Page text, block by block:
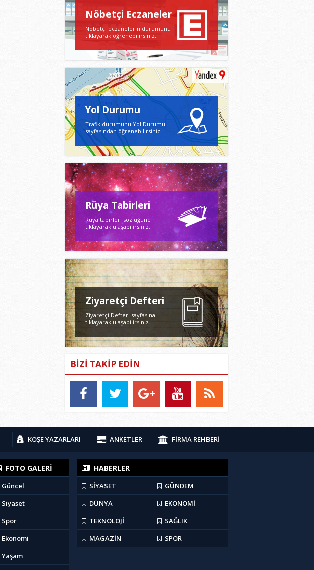
Nöbetçi Eczaneler
Nöbetçi eczanelerin durumunu
tıklayarak öğrenebilirsiniz.
Yol Durumu
Trafik durumunu Yol Durumu
sayfasından öğrenebilirsiniz.
Rüya Tabirleri
Rüya tabirleri sözlüğüne
tıklayarak ulaşabilirsiniz.
Ziyaretçi Defteri
Ziyaretçi Defteri sayfasına
tıklayarak ulaşabilirsiniz.
BİZİ TAKİP EDİN
KÖŞE YAZARLARI ANKETLER FİRMA REHBERİ
FOTO GALERİ
Güncel
Siyaset
Spor
Ekonomi
Yaşam
HABERLER
SİYASET
GÜNDEM
DÜNYA
EKONOMİ
TEKNOLOJİ
SAĞLIK
MAGAZİN
SPOR